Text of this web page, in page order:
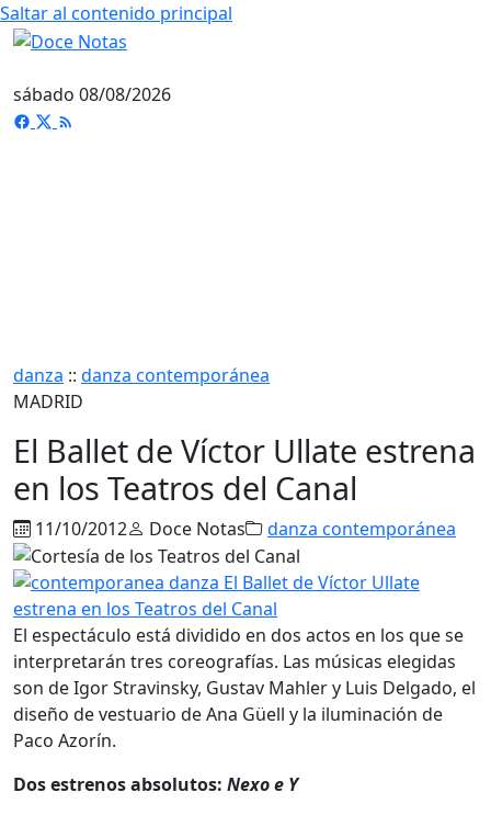
Saltar al contenido principal
sábado 08/08/2026
danza :: danza contemporánea
MADRID
El Ballet de Víctor Ullate estrena
en los Teatros del Canal
11/10/2012 Doce Notas danza contemporánea
El espectáculo está dividido en dos actos en los que se
interpretarán tres coreografías. Las músicas elegidas
son de Igor Stravinsky, Gustav Mahler y Luis Delgado, el
diseño de vestuario de Ana Güell y la iluminación de
Paco Azorín.
Dos estrenos absolutos: Nexo e Y